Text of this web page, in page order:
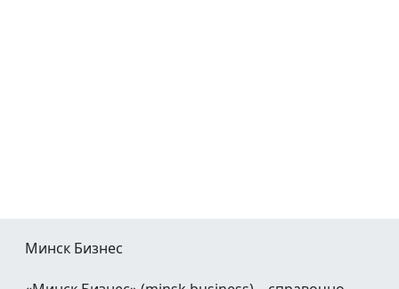
Минск Бизнес